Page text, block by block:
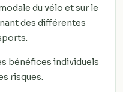
du vélo et sur le
des différentes
bénéfices individuels
risques.